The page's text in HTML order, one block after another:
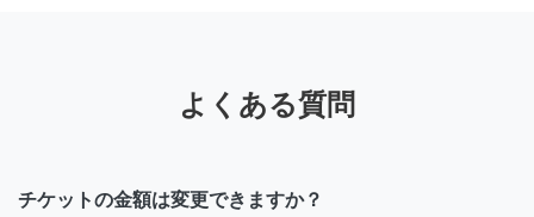
よくある質問
チケットの金額は変更できますか？